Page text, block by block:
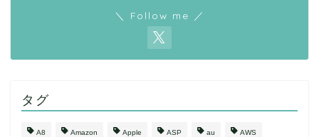
＼ Follow me ／
タグ
A8 Amazon Apple ASP au AWS